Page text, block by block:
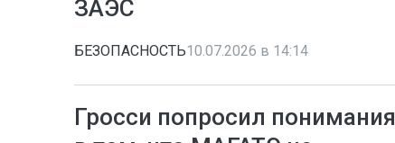
ЗАЭС
БЕЗОПАСНОСТЬ10.07.2026 в 14:14
Гросси попросил понимания